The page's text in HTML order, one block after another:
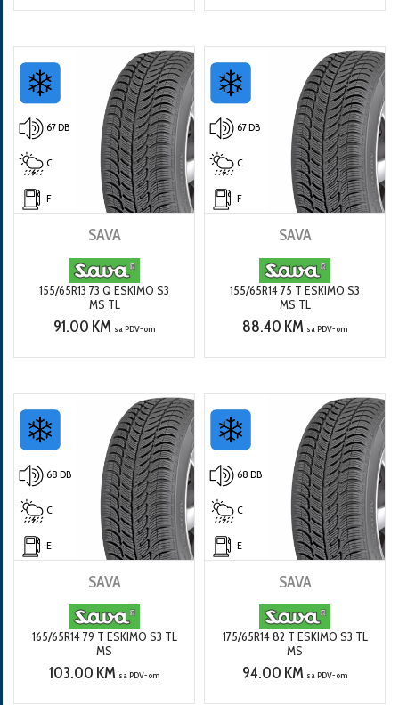
67 DB
C
F
SAVA
155/65R13 73 Q ESKIMO S3
MS TL
91.00 KM sa PDV-om
67 DB
C
F
SAVA
155/65R14 75 T ESKIMO S3
MS TL
88.40 KM sa PDV-om
68 DB
C
E
SAVA
165/65R14 79 T ESKIMO S3 TL
MS
103.00 KM sa PDV-om
68 DB
C
E
SAVA
175/65R14 82 T ESKIMO S3 TL
MS
94.00 KM sa PDV-om